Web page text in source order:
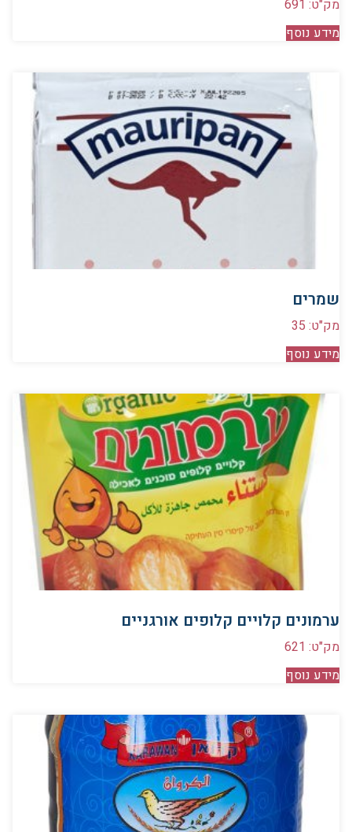
מק"ט: 691
מידע נוסף
שמרים
מק"ט: 35
מידע נוסף
ערמונים קלויים קלופים אורגניים
מק"ט: 621
מידע נוסף